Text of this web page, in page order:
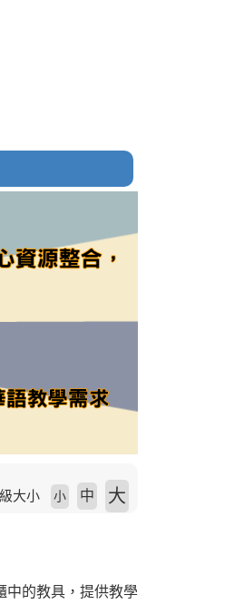
大小 小 中 大
中的教具，提供教學